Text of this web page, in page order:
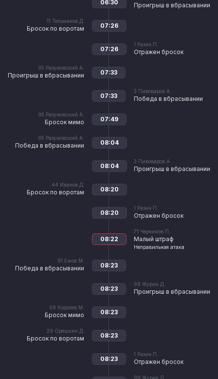
Проигрыш в вбрасывании
06:30
11 Тельманов Д.
Бросок по воротам 07:26
1 Разин П.
Отражен бросок
07:26
95 Разумовский А.
Проигрыш в вбрасывании 07:33
3 Пивоваров А.
Победа в вбрасывании
07:33
95 Разумовский А.
Бросок мимо 07:49
95 Разумовский А.
Победа в вбрасывании 08:04
3 Пивоваров А.
Проигрыш в вбрасывании
08:04
44 Иванов Д.
Бросок по воротам 08:20
1 Разин П.
Отражен бросок
08:20
71 Черников П.
Малый штраф
Неправильная атака
08:22
81 Ежов М.
Победа в вбрасывании 08:23
98 Журик Д.
Проигрыш в вбрасывании
08:23
69 Королев М.
Бросок мимо 08:23
29 Орешкин Д.
Бросок по воротам 08:23
1 Разин П.
Отражен бросок
08:23
98 Журик Д.